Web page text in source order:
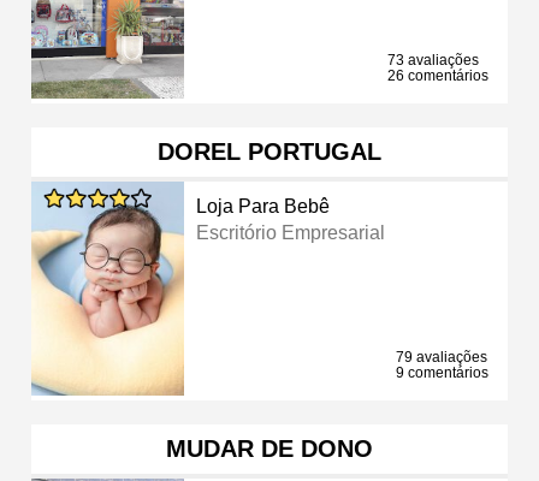
73 avaliações
26 comentários
DOREL PORTUGAL
Loja Para Bebê
Escritório Empresarial
79 avaliações
9 comentários
MUDAR DE DONO